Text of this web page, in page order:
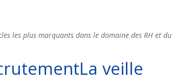
les plus marquants dans le domaine des RH et du
La veille